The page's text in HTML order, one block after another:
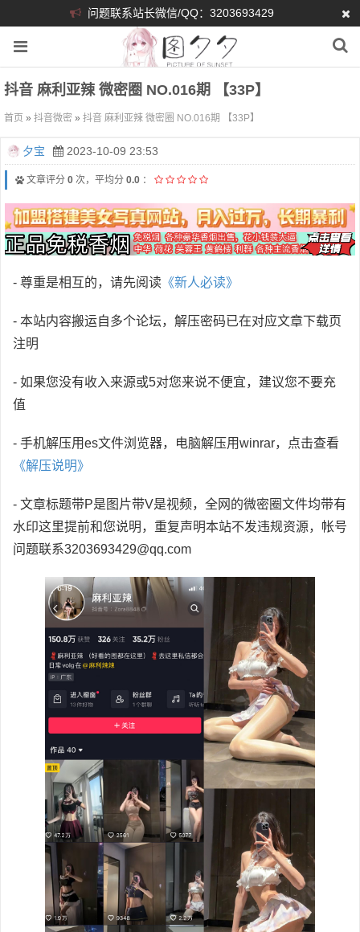
问题联系站长微信/QQ：3203693429
抖音 麻利亚辣 微密圈 NO.016期 【33P】
首页 » 抖音微密 » 抖音 麻利亚辣 微密圈 NO.016期 【33P】
夕宝 2023-10-09 23:53
文章评分 0 次，平均分 0.0 ：
- 尊重是相互的，请先阅读 《新人必读》
- 本站内容搬运自多个论坛，解压密码已在对应文章下载页
注明
- 如果您没有收入来源或5对您来说不便宜，建议您不要充
值
- 手机解压用es文件浏览器，电脑解压用winrar，点击查看
《解压说明》
- 文章标题带P是图片带V是视频，全网的微密圈文件均带有
水印这里提前和您说明，重复声明本站不发违规资源，帐号
问题联系3203693429@qq.com